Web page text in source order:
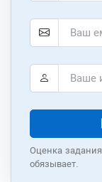
Оценка
обязывает.